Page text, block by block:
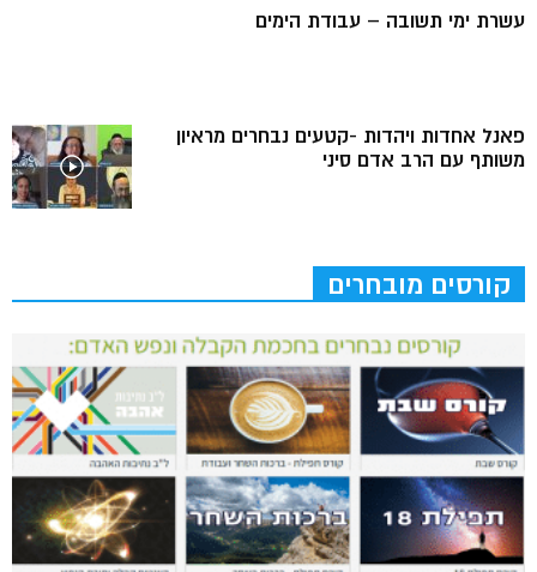
עשרת ימי תשובה – עבודת הימים
פאנל אחדות ויהדות -קטעים נבחרים מראיון
משותף עם הרב אדם סיני
קורסים מובחרים